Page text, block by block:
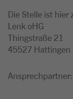
Die Stelle ist hier
Lenk oHG
Thingstraße 21
45527 Hattingen